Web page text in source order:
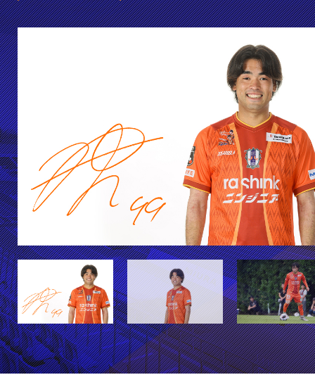
募集中！
試合を観戦
トップチーム アカデミー
スポンサー グッズ
特設ページ